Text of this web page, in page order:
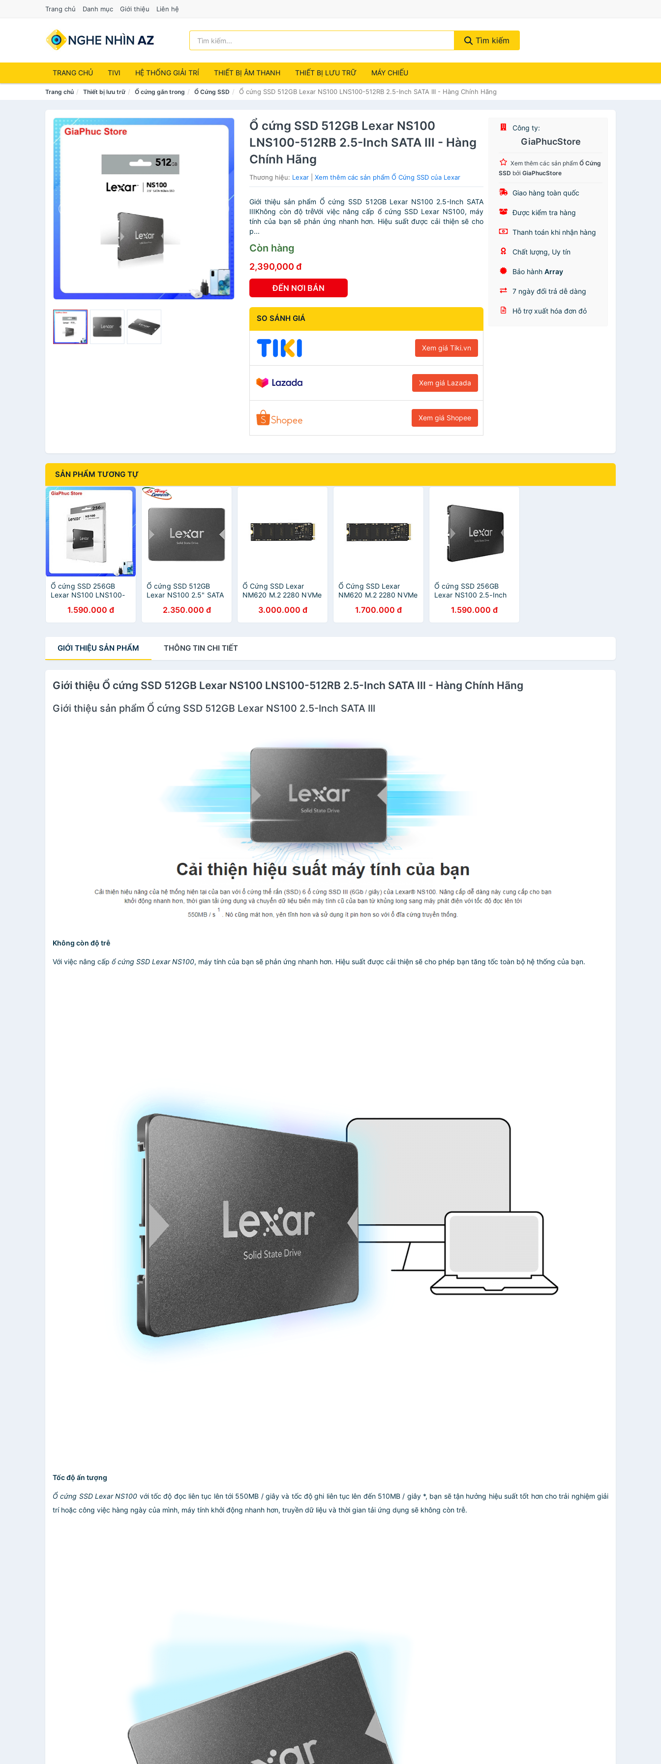
Trang chủ Danh mục Giới thiệu Liên hệ
Tìm kiếm
TRANG CHỦ TIVI HỆ THỐNG GIẢI TRÍ THIẾT BỊ ÂM THANH THIẾT BỊ LƯU TRỮ MÁY CHIẾU
Trang chủ Thiết bị lưu trữ Ổ cứng gắn trong Ổ Cứng SSD Ổ cứng SSD 512GB Lexar NS100 LNS100-512RB 2.5-Inch SATA III - Hàng Chính Hãng
Ổ cứng SSD 512GB Lexar NS100
LNS100-512RB 2.5-Inch SATA III - Hàng
Chính Hãng
Thương hiệu: Lexar |Xem thêm các sản phẩm Ổ Cứng SSD của Lexar
Giới thiệu sản phẩm Ổ cứng SSD 512GB Lexar NS100 2.5-Inch SATA
IIIKhông còn độ trễVới việc nâng cấp ổ cứng SSD Lexar NS100, máy
tính của bạn sẽ phản ứng nhanh hơn. Hiệu suất được cải thiện sẽ cho
p...
Còn hàng
2,390,000 đ
ĐẾN NƠI BÁN
SO SÁNH GIÁ
Xem giá Tiki.vn
Xem giá Lazada
Xem giá Shopee
Công ty:
GiaPhucStore
Xem thêm các sản phẩmỔ Cứng
SSD bởiGiaPhucStore
Giao hàng toàn quốc
Được kiểm tra hàng
Thanh toán khi nhận hàng
Chất lượng, Uy tín
Bảo hànhArray
7 ngày đổi trả dễ dàng
Hỗ trợ xuất hóa đơn đỏ
SẢN PHẨM TƯƠNG TỰ
Ổ cứng SSD 256GB
Lexar NS100 LNS100-
- Hàng Chính Hãng
1.590.000 đ
Ổ cứng SSD 512GB
Lexar NS100 2.5" SATA
2.350.000 đ
Ổ Cứng SSD Lexar
NM620 M.2 2280 NVMe
Hãng3.000.000 đ
Ổ Cứng SSD Lexar
NM620 M.2 2280 NVMe
1.700.000 đ
Ổ cứng SSD 256GB
Lexar NS100 2.5-Inch
1.590.000 đ
GIỚI THIỆU SẢN PHẨM THÔNG TIN CHI TIẾT
Giới thiệu Ổ cứng SSD 512GB Lexar NS100 LNS100-512RB 2.5-Inch SATA III - Hàng Chính Hãng
Giới thiệu sản phẩm Ổ cứng SSD 512GB Lexar NS100 2.5-Inch SATA III
Không còn độ trễ
Với việc nâng cấp ổ cứng SSD Lexar NS100, máy tính của bạn sẽ phản ứng nhanh hơn. Hiệu suất được cải thiện sẽ cho phép bạn tăng tốc toàn bộ hệ thống của bạn.
Tốc độ ấn tượng
Ổ cứng SSD Lexar NS100 với tốc độ đọc liên tục lên tới 550MB / giây và tốc độ ghi liên tục lên đến 510MB / giây *, bạn sẽ tận hưởng hiệu suất tốt hơn cho trải nghiệm giải
trí hoặc công việc hàng ngày của mình, máy tính khởi động nhanh hơn, truyền dữ liệu và thời gian tải ứng dụng sẽ không còn trễ.